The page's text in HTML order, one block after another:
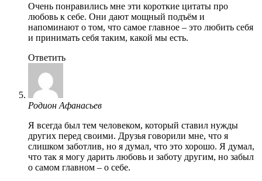
Очень понравились мне эти короткие цитаты про
любовь к себе. Они дают мощный подъём и
напоминают о том, что самое главное – это любить себя
и принимать себя таким, какой мы есть.
Ответить
Родион Афанасьев
Я всегда был тем человеком, который ставил нужды
других перед своими. Друзья говорили мне, что я
слишком заботлив, но я думал, что это хорошо. Я думал,
что так я могу дарить любовь и заботу другим, но забыл
о самом главном – о себе.